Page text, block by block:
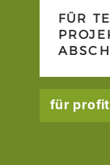
FÜR
für